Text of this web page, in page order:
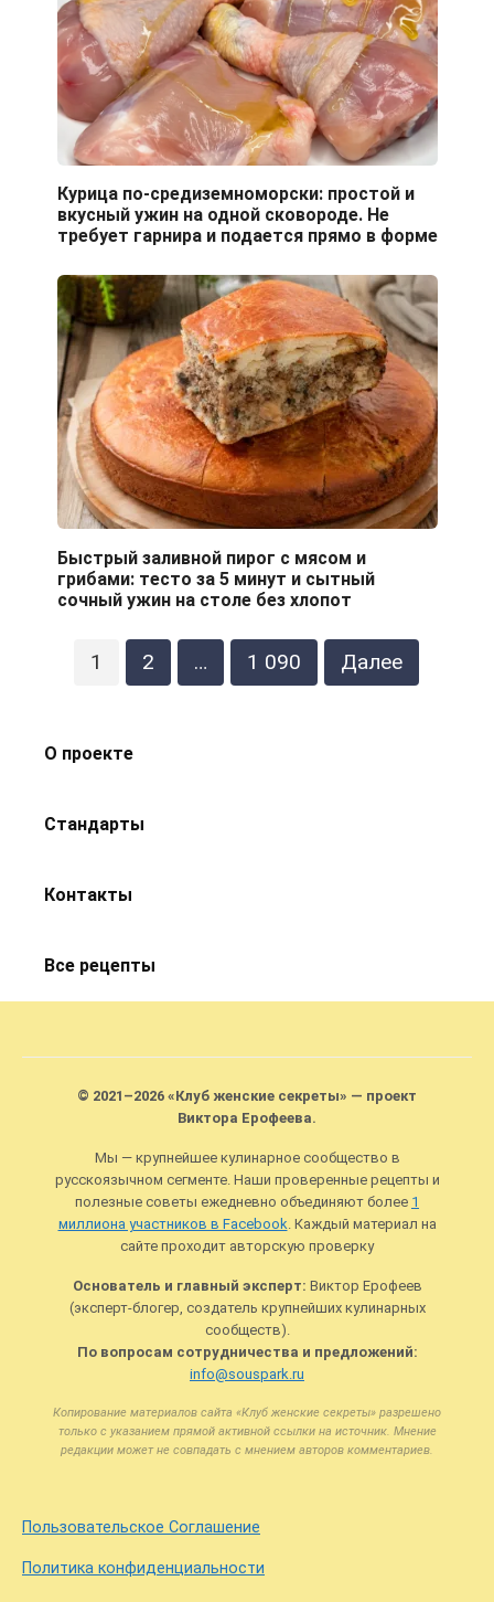
Курица по-средиземноморски: простой и
вкусный ужин на одной сковороде. Не
требует гарнира и подается прямо в форме
Быстрый заливной пирог с мясом и
грибами: тесто за 5 минут и сытный
сочный ужин на столе без хлопот
Пагинация
1 2 … 1 090 Далее
О проекте
Стандарты
Контакты
Все рецепты
© 2021–2026 «Клуб женские секреты» — проект
Виктора Ерофеева.
Мы — крупнейшее кулинарное сообщество в
русскоязычном сегменте. Наши проверенные рецепты и
полезные советы ежедневно объединяют более 1
миллиона участников в Facebook . Каждый материал на
сайте проходит авторскую проверку
Основатель и главный эксперт: Виктор Ерофеев
(эксперт-блогер, создатель крупнейших кулинарных
сообществ).
По вопросам сотрудничества и предложений:
info@souspark.ru
Копирование материалов сайта «Клуб женские секреты» разрешено
только с указанием прямой активной ссылки на источник. Мнение
редакции может не совпадать с мнением авторов комментариев.
Пользовательское Соглашение
Политика конфиденциальности